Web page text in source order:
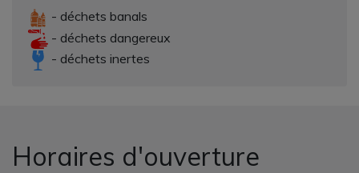
- déchets banals
- déchets dangereux
- déchets inertes
Horaires d'ouverture